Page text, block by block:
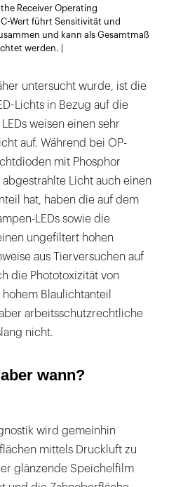
Receiver Operating
Wert führt Sensitivität und
und kann als Gesamtmaß
werden. |
untersucht wurde, ist die
Lichts in Bezug auf die
weisen einen sehr
auf. Während bei OP-
mit Phosphor
Licht auch einen
hat, haben die auf dem
LEDs sowie die
ungefiltert hohen
aus Tierversuchen auf
die Phototoxizität von
Blaulichtanteil
arbeitsschutzrechtliche
nicht.
wann?
wird gemeinhin
mittels Druckluft zu
glänzende Speichelfilm